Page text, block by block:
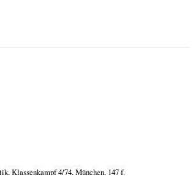
Klassenkampf 4/74, München, 147 f.